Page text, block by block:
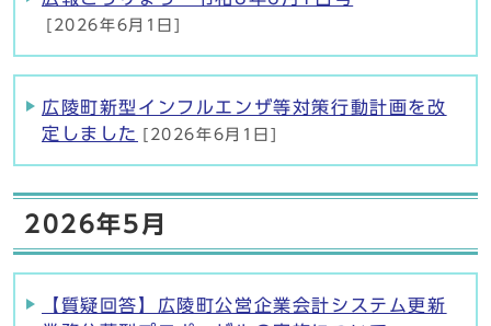
[2026年6月1日]
広陵町新型インフルエンザ等対策行動計画を改
定しました
[2026年6月1日]
2026年5月
【質疑回答】広陵町公営企業会計システム更新